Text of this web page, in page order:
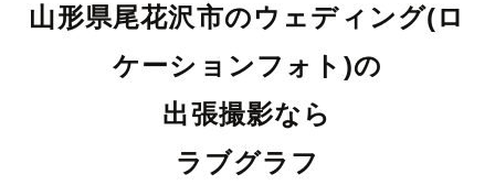
山形県尾花沢市のウェディング(ロ
ケーションフォト)の
出張撮影なら
ラブグラフ